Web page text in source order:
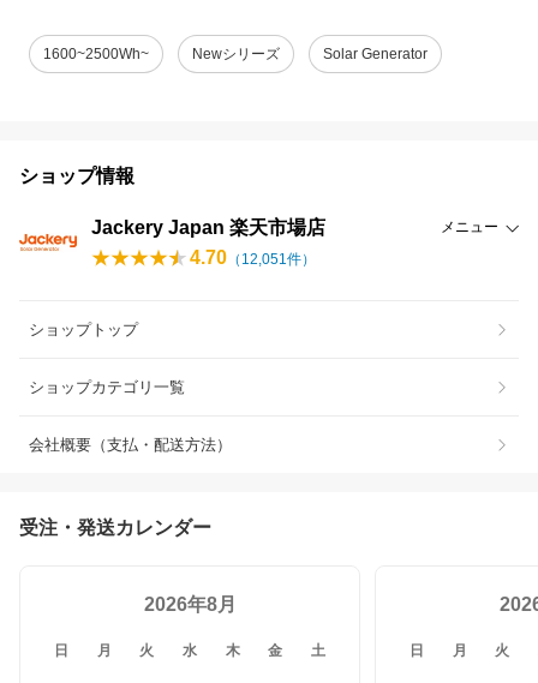
1600~2500Wh~ Newシリーズ Solar Generator
ショップ情報
Jackery Japan 楽天市場店 メニュー
4.70 （ 12,051件）
ショップトップ
ショップカテゴリ一覧
会社概要（支払・配送方法）
受注・発送カレンダー
2026年8月
日 月 火 水 木 金 土 日 月 火